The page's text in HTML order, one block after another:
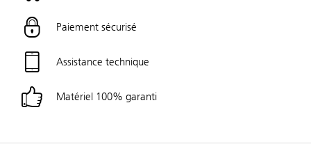
Paiement sécurisé
Assistance technique
Matériel 100% garanti